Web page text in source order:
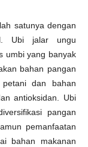
satunya dengan
Ubi jalar ungu
umbi yang banyak
bahan pangan
dan bahan
antioksidan. Ubi
pangan
pemanfaatan
bahan makanan